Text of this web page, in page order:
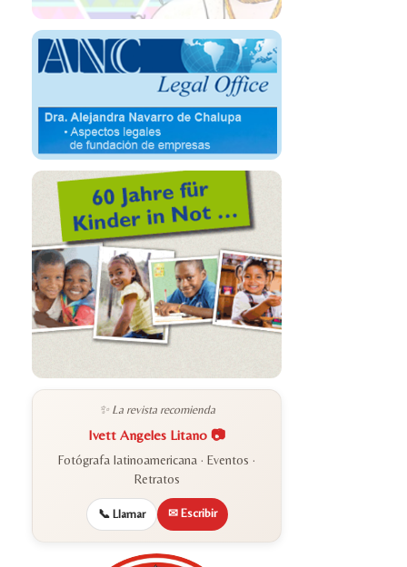
✨ La revista recomienda
Ivett Angeles Litano 📷
Fotógrafa latinoamericana · Eventos ·
Retratos
📞 Llamar ✉ Escribir